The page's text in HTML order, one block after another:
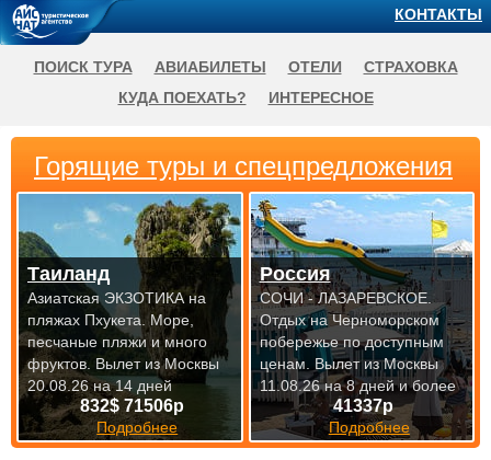
Горящие туры и спецпредложения
832$ 71506р
Подробнее
Таиланд
Азиатская ЭКЗОТИКА на
пляжах Пхукета. Море,
песчаные пляжи и много
фруктов. Вылет из Москвы
20.08.26 на 14 дней
41337р
Подробнее
Россия
СОЧИ - ЛАЗАРЕВСКОЕ.
Отдых на Черноморском
побережье по доступным
ценам. Вылет из Москвы
11.08.26 на 8 дней и более
КОНТАКТЫ
ПОИСК ТУРА АВИАБИЛЕТЫ ОТЕЛИ
СТРАХОВКА
КУДА ПОЕХАТЬ?
ИНТЕРЕСНОЕ